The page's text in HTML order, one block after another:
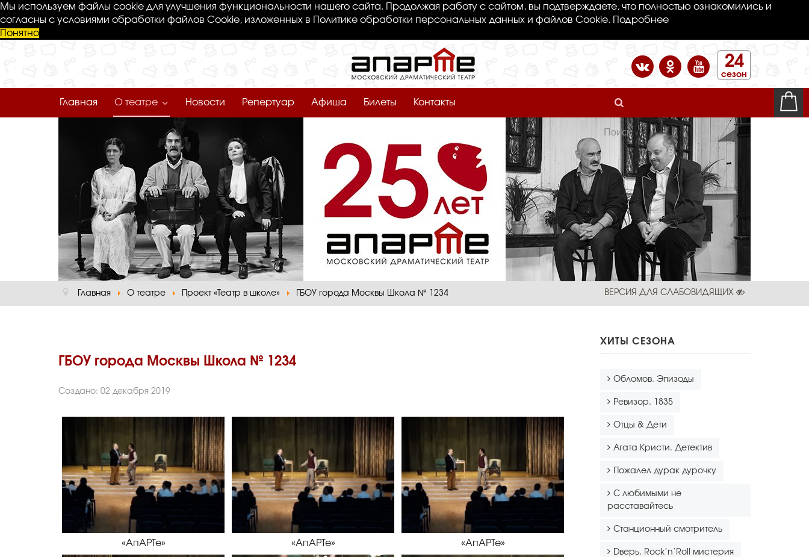
Мы используем файлы cookie для улучшения функциональности нашего сайта. Продолжая работу с сайтом, вы подтверждаете, что полностью ознакомились и
согласны с условиями обработки файлов Cookie, изложенных в Политике обработки персональных данных и файлов Cookie. Подробнее
Понятно
24
сезон
Главная О театре Новости Репертуар Афиша Билеты Контакты
Главная О театре Проект «Театр в школе» ГБОУ города Москвы Школа № 1234 ВЕРСИЯ ДЛЯ СЛАБОВИДЯЩИХ
ГБОУ города Москвы Школа № 1234
Создано: 02 декабря 2019
«АпАРТе» «АпАРТе» «АпАРТе»
ХИТЫ СЕЗОНА
Обломов. Эпизоды
Ревизор. 1835
Отцы & Дети
Агата Кристи. Детектив
Пожалел дурак дурочку
С любимыми не
расставайтесь
Станционный смотритель
Dверь. Rock’n’Roll мистерия